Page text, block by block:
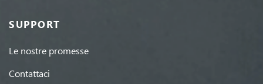
SUPPORT
Le nostre promesse
Contattaci